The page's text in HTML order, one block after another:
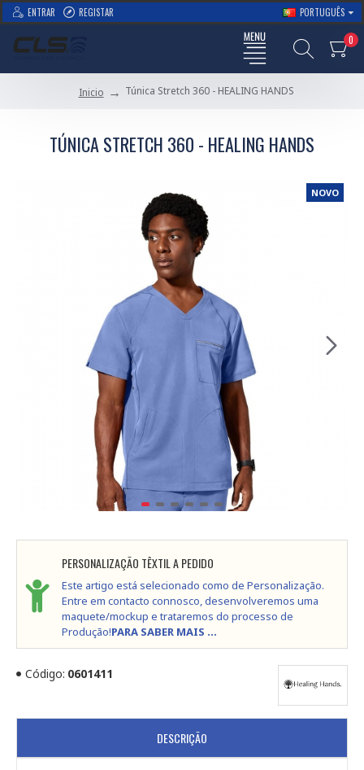
ENTRAR REGISTAR PORTUGUÊS
0
Inicio Túnica Stretch 360 - HEALING HANDS
TÚNICA STRETCH 360 - HEALING HANDS
NOVO
PERSONALIZAÇÃO TÊXTIL A PEDIDO
Este artigo está selecionado como de Personalização.
Entre em contacto connosco, desenvolveremos uma
maquete/mockup e trataremos do processo de
Produção!PARA SABER MAIS ...
Código: 0601411
DESCRIÇÃO